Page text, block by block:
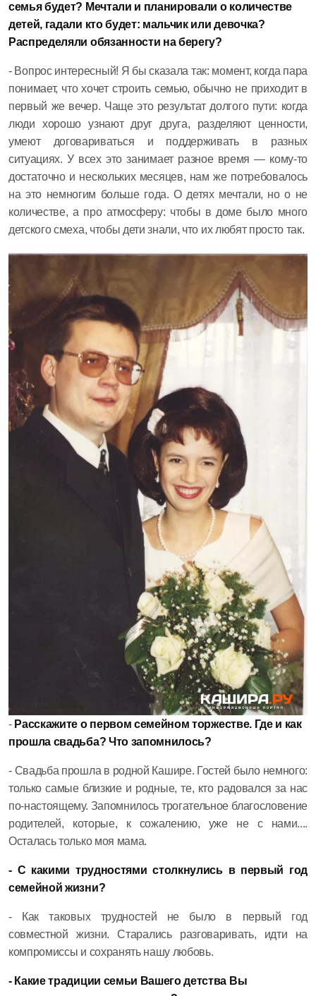
семья будет? Мечтали и планировали о количестве
детей, гадали кто будет: мальчик или девочка?
Распределяли обязанности на берегу?
- Вопрос интересный! Я бы сказала так: момент, когда пара
понимает, что хочет строить семью, обычно не приходит в
первый же вечер. Чаще это результат долгого пути: когда
люди хорошо узнают друг друга, разделяют ценности,
умеют договариваться и поддерживать в разных
ситуациях. У всех это занимает разное время — кому-то
достаточно и нескольких месяцев, нам же потребовалось
на это немногим больше года. О детях мечтали, но о не
количестве, а про атмосферу: чтобы в доме было много
детского смеха, чтобы дети знали, что их любят просто так.
- Расскажите о первом семейном торжестве. Где и как
прошла свадьба? Что запомнилось?
- Свадьба прошла в родной Кашире. Гостей было немного:
только самые близкие и родные, те, кто радовался за нас
по-настоящему. Запомнилось трогательное благословение
родителей, которые, к сожалению, уже не с нами....
Осталась только моя мама.
- С какими трудностями столкнулись в первый год
семейной жизни?
- Как таковых трудностей не было в первый год
совместной жизни. Старались разговаривать, идти на
компромиссы и сохранять нашу любовь.
- Какие традиции семьи Вашего детства Вы